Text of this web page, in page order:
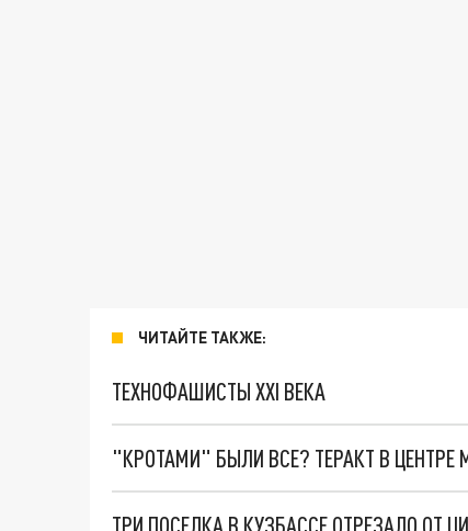
ЧИТАЙТЕ ТАКЖЕ:
ТЕХНОФАШИСТЫ XXI ВЕКА
"КРОТАМИ" БЫЛИ ВСЕ? ТЕРАКТ В